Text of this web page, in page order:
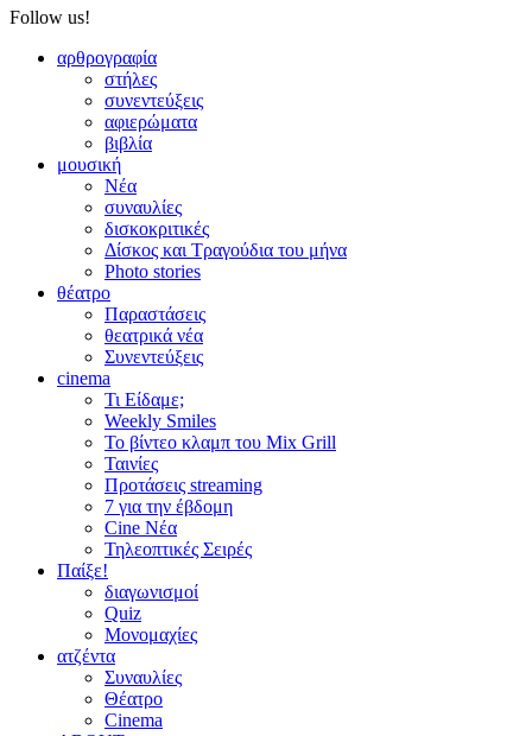
Follow us!
αρθρογραφία
στήλες
συνεντεύξεις
αφιερώματα
βιβλία
μουσική
Νέα
συναυλίες
δισκοκριτικές
Δίσκος και Τραγούδια του μήνα
Photo stories
θέατρο
Παραστάσεις
θεατρικά νέα
Συνεντεύξεις
cinema
Τι Είδαμε;
Weekly Smiles
Το βίντεο κλαμπ του Mix Grill
Ταινίες
Προτάσεις streaming
7 για την έβδομη
Cine Νέα
Τηλεοπτικές Σειρές
Παίξε!
διαγωνισμοί
Quiz
Μονομαχίες
ατζέντα
Συναυλίες
Θέατρο
Cinema